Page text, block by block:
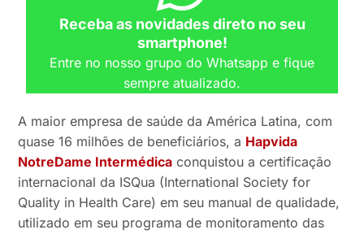
Receba as novidades direto no seu
smartphone!
Entre no nosso grupo do Whatsapp e fique
sempre atualizado.
A maior empresa de saúde da América Latina, com
quase 16 milhões de beneficiários, a Hapvida
NotreDame Intermédica conquistou a certificação
internacional da ISQua (International Society for
Quality in Health Care) em seu manual de qualidade,
utilizado em seu programa de monitoramento das